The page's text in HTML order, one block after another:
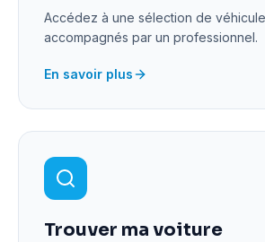
Accédez à une sélection de
accompagnés par un professionnel.
En savoir plus
Trouver ma voiture